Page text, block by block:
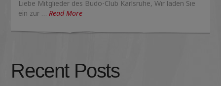
Liebe Mitglieder des Budo-Club Karlsruhe, Wir laden Sie
ein zur …Read More
Recent Posts